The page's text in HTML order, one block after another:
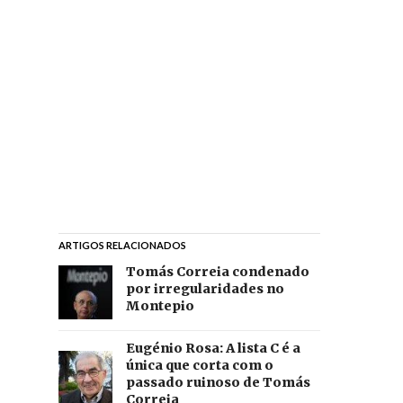
ARTIGOS RELACIONADOS
Tomás Correia condenado
por irregularidades no
Montepio
Eugénio Rosa: A lista C é a
única que corta com o
passado ruinoso de Tomás
Correia